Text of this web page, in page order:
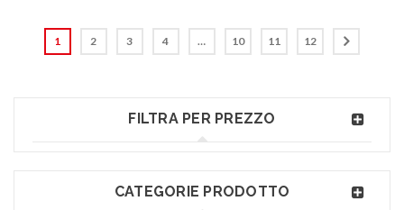
1 2 3 4 … 10 11 12
FILTRA PER PREZZO
CATEGORIE PRODOTTO